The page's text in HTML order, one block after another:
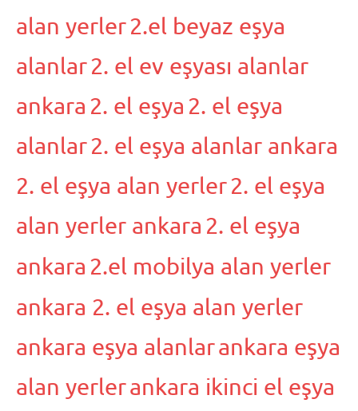
alan yerler2.el beyaz eşya
alanlar2. el ev eşyası alanlar
ankara 2. el eşya 2. el eşya
alanlar2. el eşya alanlar ankara
2. el eşya alan yerler2. el eşya
alan yerler ankara 2. el eşya
ankara 2.el mobilya alan yerler
ankara 2. el eşya alan yerler
ankara eşya alanlarankara eşya
alan yerlerankara ikinci el eşya